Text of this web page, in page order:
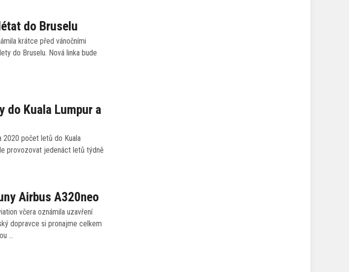
do Bruselu
krátce před vánočními
do Bruselu. Nová linka bude
do Kuala Lumpur a
2020 počet letů do Kuala
provozovat jedenáct letů týdně
Airbus A320neo
včera oznámila uzavření
dopravce si pronajme celkem
…